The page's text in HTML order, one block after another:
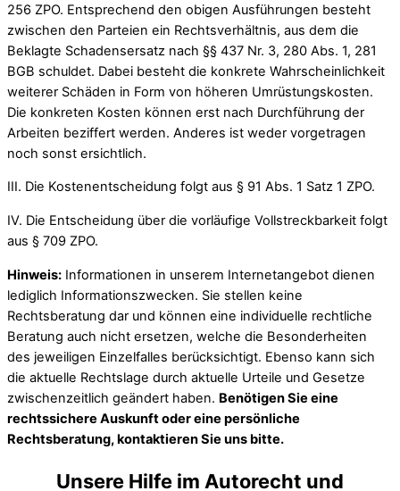
256 ZPO. Entsprechend den obigen Ausführungen besteht
zwischen den Parteien ein Rechtsverhältnis, aus dem die
Beklagte Schadensersatz nach §§ 437 Nr. 3, 280 Abs. 1, 281
BGB schuldet. Dabei besteht die konkrete Wahrscheinlichkeit
weiterer Schäden in Form von höheren Umrüstungskosten.
Die konkreten Kosten können erst nach Durchführung der
Arbeiten beziffert werden. Anderes ist weder vorgetragen
noch sonst ersichtlich.
III. Die Kostenentscheidung folgt aus § 91 Abs. 1 Satz 1 ZPO.
IV. Die Entscheidung über die vorläufige Vollstreckbarkeit folgt
aus § 709 ZPO.
Hinweis: Informationen in unserem Internetangebot dienen
lediglich Informationszwecken. Sie stellen keine
Rechtsberatung dar und können eine individuelle rechtliche
Beratung auch nicht ersetzen, welche die Besonderheiten
des jeweiligen Einzelfalles berücksichtigt. Ebenso kann sich
die aktuelle Rechtslage durch aktuelle Urteile und Gesetze
zwischenzeitlich geändert haben. Benötigen Sie eine
rechtssichere Auskunft oder eine persönliche
Rechtsberatung, kontaktieren Sie uns bitte.
Unsere Hilfe im Autorecht und